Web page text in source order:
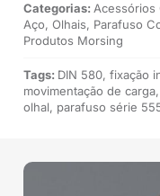
Categorias: Acessórios
Aço, Olhais, Parafuso
Produtos Morsing
Tags: DIN 580, fixação
movimentação de carga,
olhal, parafuso série